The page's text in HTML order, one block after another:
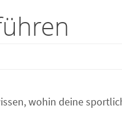
wohin deine